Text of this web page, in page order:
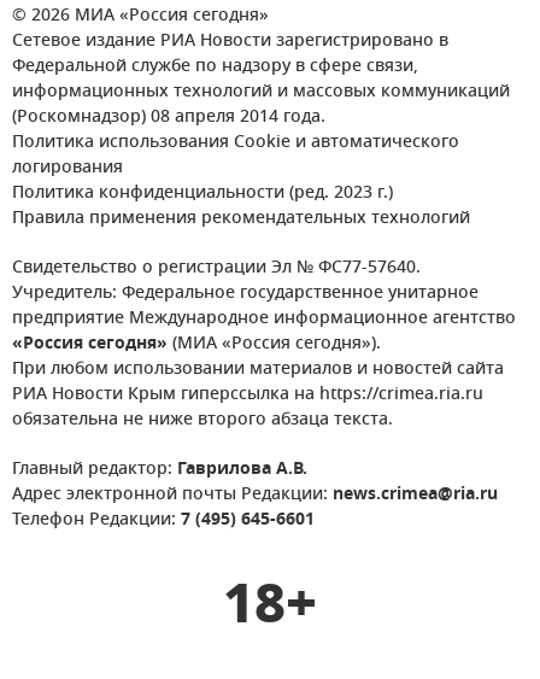
© 2026 МИА «Россия сегодня»
Сетевое издание РИА Новости зарегистрировано в
Федеральной службе по надзору в сфере связи,
информационных технологий и массовых коммуникаций
(Роскомнадзор) 08 апреля 2014 года.
Политика использования Cookie и автоматического
логирования
Политика конфиденциальности (ред. 2023 г.)
Правила применения рекомендательных технологий
Свидетельство о регистрации Эл № ФС77-57640.
Учредитель: Федеральное государственное унитарное
предприятие Международное информационное агентство
«Россия сегодня» (МИА «Россия сегодня»).
При любом использовании материалов и новостей сайта
РИА Новости Крым гиперссылка на https://crimea.ria.ru
обязательна не ниже второго абзаца текста.
Главный редактор: Гаврилова А.В.
Адрес электронной почты Редакции: news.crimea@ria.ru
Телефон Редакции: 7 (495) 645-6601
18+